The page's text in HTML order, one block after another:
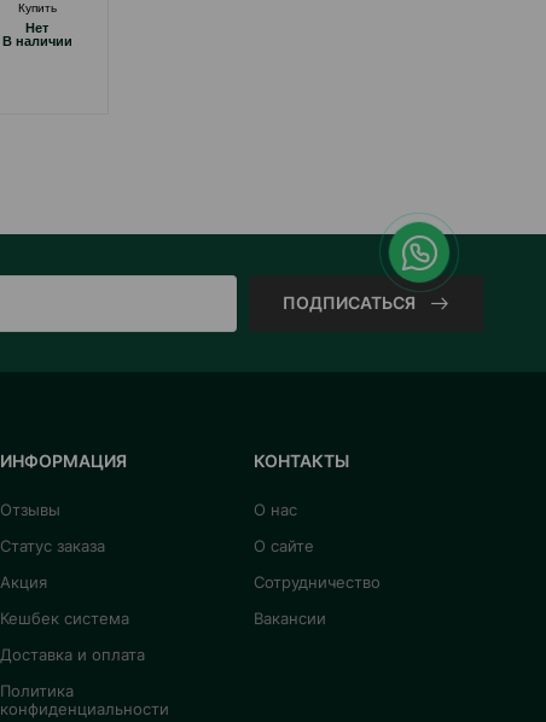
Купить
Hет
B наличии
ПОДПИСАТЬСЯ
ИНФОРМАЦИЯ
Отзывы
Статус заказа
Акция
Кешбек система
Доставка и оплата
Политика
конфиденциальности
КОНТАКТЫ
О нас
О сайте
Сотрудничество
Вакансии